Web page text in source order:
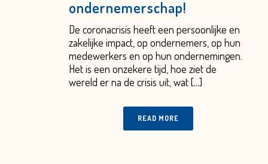
ondernemerschap!
De coronacrisis heeft een persoonlijke en
zakelijke impact, op ondernemers, op hun
medewerkers en op hun ondernemingen.
Het is een onzekere tijd, hoe ziet de
wereld er na de crisis uit, wat [...]
READ MORE